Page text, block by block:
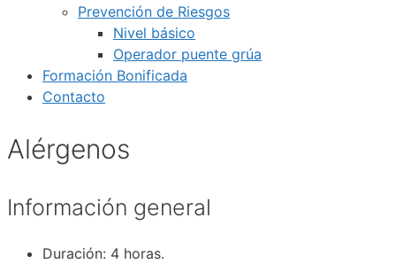
Prevención de Riesgos
Nivel básico
Operador puente grúa
Formación Bonificada
Contacto
Alérgenos
Información general
Duración: 4 horas.